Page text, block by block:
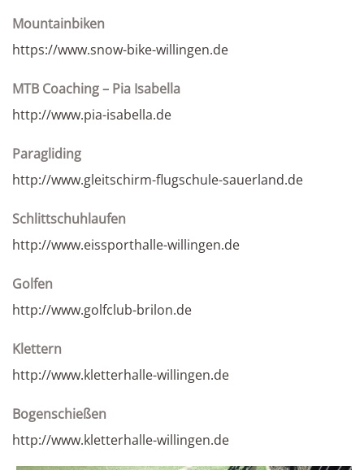
Mountainbiken
https://www.snow-bike-willingen.de
MTB Coaching – Pia Isabella
http://www.pia-isabella.de
Paragliding
http://www.gleitschirm-flugschule-sauerland.de
Schlittschuhlaufen
http://www.eissporthalle-willingen.de
Golfen
http://www.golfclub-brilon.de
Klettern
http://www.kletterhalle-willingen.de
Bogenschießen
http://www.kletterhalle-willingen.de